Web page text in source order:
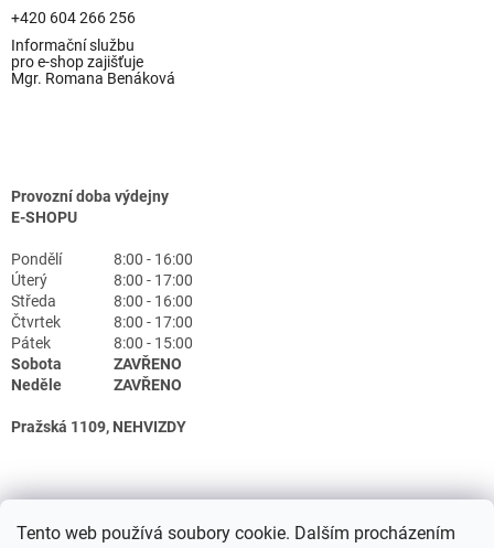
Tento web používá soubory cookie. Dalším procházením
+420 604 266 256
Informační službu
pro e-shop zajišťuje
Mgr. Romana Benáková
Provozní doba výdejny
E-SHOPU
Pondělí
8:00 - 16:00
Úterý
8:00 - 17:00
Středa
8:00 - 16:00
Čtvrtek
8:00 - 17:00
Pátek
8:00 - 15:00
Sobota
ZAVŘENO
Neděle
ZAVŘENO
Pražská 1109, NEHVIZDY